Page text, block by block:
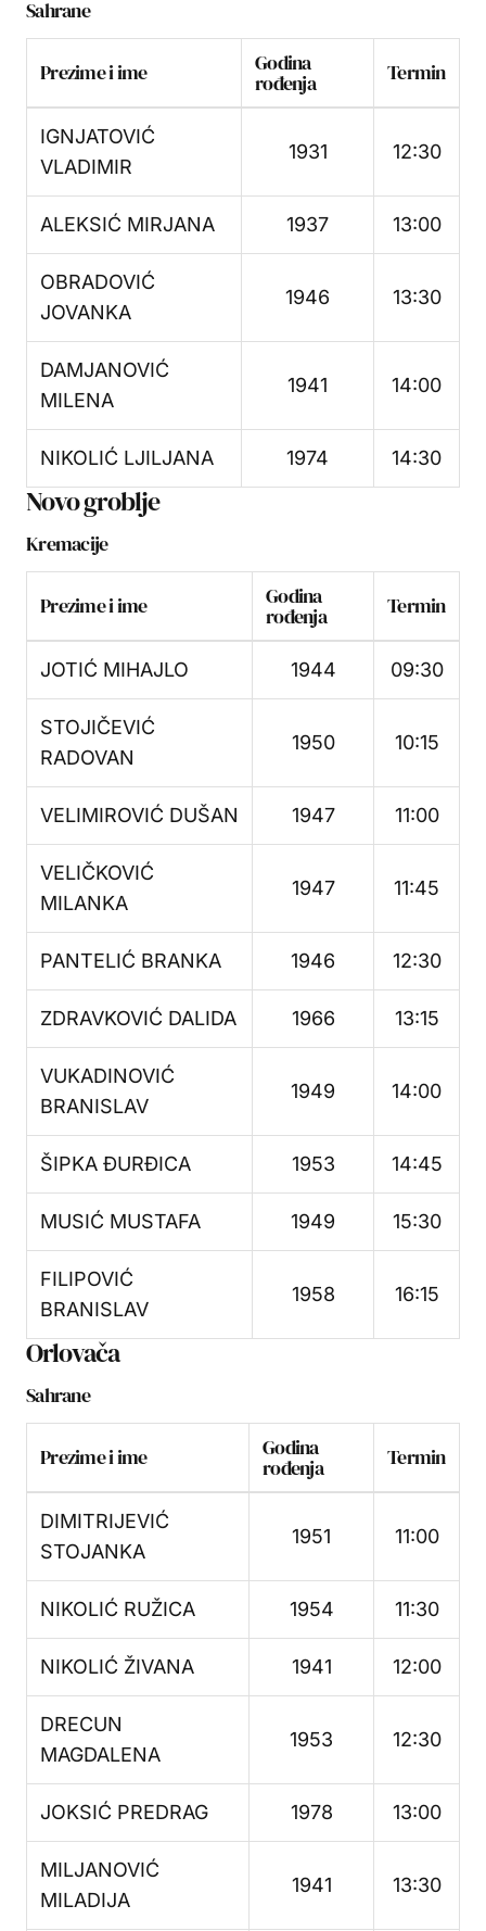
Sahrane
Prezime i ime Godina
rođenja Termin
IGNJATOVIĆ
VLADIMIR
1931 12:30
ALEKSIĆ MIRJANA 1937 13:00
OBRADOVIĆ
JOVANKA
1946 13:30
DAMJANOVIĆ
MILENA
1941 14:00
NIKOLIĆ LJILJANA 1974 14:30
Novo groblje
Kremacije
Prezime i ime Godina
rođenja Termin
JOTIĆ MIHAJLO 1944 09:30
STOJIČEVIĆ
RADOVAN
1950 10:15
VELIMIROVIĆ DUŠAN 1947 11:00
VELIČKOVIĆ
MILANKA
1947 11:45
PANTELIĆ BRANKA 1946 12:30
ZDRAVKOVIĆ DALIDA 1966 13:15
VUKADINOVIĆ
BRANISLAV
1949 14:00
ŠIPKA ĐURĐICA 1953 14:45
MUSIĆ MUSTAFA 1949 15:30
FILIPOVIĆ
BRANISLAV
1958 16:15
Orlovača
Sahrane
Prezime i ime Godina
rođenja Termin
DIMITRIJEVIĆ
STOJANKA
1951 11:00
NIKOLIĆ RUŽICA 1954 11:30
NIKOLIĆ ŽIVANA 1941 12:00
DRECUN
MAGDALENA
1953 12:30
JOKSIĆ PREDRAG 1978 13:00
MILJANOVIĆ
MILADIJA
1941 13:30